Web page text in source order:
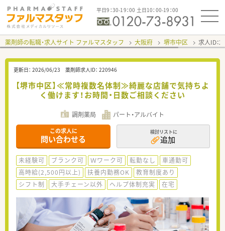
平日9：30-19：00 土日10：00-19：00
薬剤師の転職・求人サイト ファルマスタッフ 大阪府 堺市中区 求人ID：
更新日： 2026/06/23 薬剤師求人ID： 220946
【堺市中区】≪常時複数名体制≫綺麗な店舗で気持ちよ
く働けます！お時間・日数ご相談ください
調剤薬局 パート・アルバイト
この求人に
問い合わせる
検討リストに
追加
未経験可 ブランク可 Ｗワーク可 転勤なし
車通勤可
高時給(2,500円以上)
扶養内勤務OK
教育制度あり
シフト制
大手チェーン以外 ヘルプ体制充実 在宅